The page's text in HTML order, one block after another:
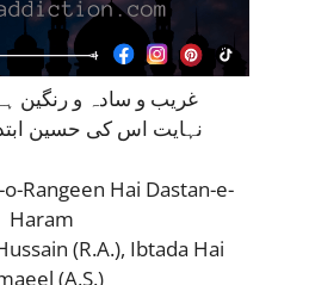
غریب و سادہ و رنگین
نہایت اس کی حسین
Rangeen Hai Dastan-e-
Haram
(R.A.), Ibtada Hai
(A.S.)